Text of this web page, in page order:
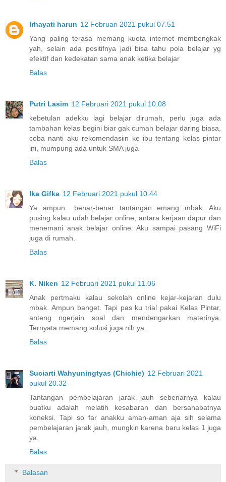
Irhayati harun 12 Februari 2021 pukul 07.51
Yang paling terasa memang kuota internet membengkak
yah, selain ada positifnya jadi bisa tahu pola belajar yg
efektif dan kedekatan sama anak ketika belajar
Balas
Putri Lasim 12 Februari 2021 pukul 10.08
kebetulan adekku lagi belajar dirumah, perlu juga ada
tambahan kelas begini biar gak cuman belajar daring biasa,
coba nanti aku rekomendasiin ke ibu tentang kelas pintar
ini, mumpung ada untuk SMA juga
Balas
Ika Gifka 12 Februari 2021 pukul 10.44
Ya ampun.. benar-benar tantangan emang mbak. Aku
pusing kalau udah belajar online, antara kerjaan dapur dan
menemani anak belajar online. Aku sampai pasang WiFi
juga di rumah.
Balas
K. Niken 12 Februari 2021 pukul 11.06
Anak pertmaku kalau sekolah online kejar-kejaran dulu
mbak. Ampun banget. Tapi pas ku trial pakai Kelas Pintar,
anteng ngerjain soal dan mendengarkan materinya.
Ternyata memang solusi juga nih ya.
Balas
Suciarti Wahyuningtyas (Chichie) 12 Februari 2021
pukul 20.32
Tantangan pembelajaran jarak jauh sebenarnya kalau
buatku adalah melatih kesabaran dan bersahabatnya
koneksi. Tapi so far anakku aman-aman aja sih selama
pembelajaran jarak jauh, mungkin karena baru kelas 1 juga
ya.
Balas
Balasan